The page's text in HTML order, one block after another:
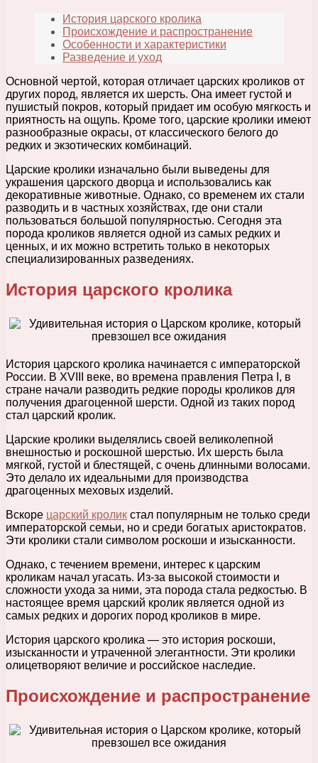
История царского кролика
Происхождение и распространение
Особенности и характеристики
Разведение и уход
Основной чертой, которая отличает царских кроликов от
других пород, является их шерсть. Она имеет густой и
пушистый покров, который придает им особую мягкость и
приятность на ощупь. Кроме того, царские кролики имеют
разнообразные окрасы, от классического белого до
редких и экзотических комбинаций.
Царские кролики изначально были выведены для
украшения царского дворца и использовались как
декоративные животные. Однако, со временем их стали
разводить и в частных хозяйствах, где они стали
пользоваться большой популярностью. Сегодня эта
порода кроликов является одной из самых редких и
ценных, и их можно встретить только в некоторых
специализированных разведениях.
История царского кролика
История царского кролика начинается с императорской
России. В XVIII веке, во времена правления Петра I, в
стране начали разводить редкие породы кроликов для
получения драгоценной шерсти. Одной из таких пород
стал царский кролик.
Царские кролики выделялись своей великолепной
внешностью и роскошной шерстью. Их шерсть была
мягкой, густой и блестящей, с очень длинными волосами.
Это делало их идеальными для производства
драгоценных меховых изделий.
Вскоре царский кролик стал популярным не только среди
императорской семьи, но и среди богатых аристократов.
Эти кролики стали символом роскоши и изысканности.
Однако, с течением времени, интерес к царским
кроликам начал угасать. Из-за высокой стоимости и
сложности ухода за ними, эта порода стала редкостью. В
настоящее время царский кролик является одной из
самых редких и дорогих пород кроликов в мире.
История царского кролика — это история роскоши,
изысканности и утраченной элегантности. Эти кролики
олицетворяют величие и российское наследие.
Происхождение и распространение